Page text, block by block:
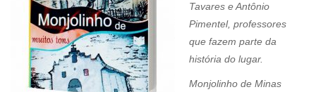
Tavares e Antônio
Pimentel, professores
que fazem parte da
história do lugar.
Monjolinho de Minas